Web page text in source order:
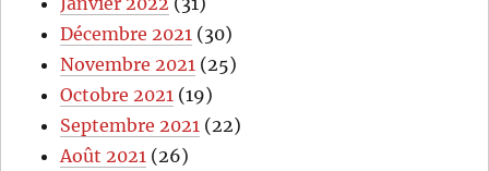
Décembre 2021 (30)
Novembre 2021 (25)
Octobre 2021 (19)
Septembre 2021 (22)
Août 2021 (26)